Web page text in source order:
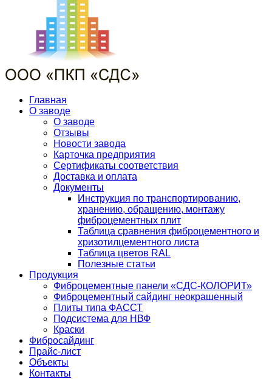
Главная
О заводе
О заводе
Отзывы
Новости завода
Карточка предприятия
Сертификаты соответствия
Доставка и оплата
Документы
Инструкция по транспортированию,
хранению, обращению, монтажу
фиброцементных плит
Таблица сравнения фиброцементного и
хризотилцементного листа
Таблица цветов RAL
Полезные статьи
Продукция
Фиброцементные панели «СДС-КОЛОРИТ»
Фиброцементный сайдинг неокрашенный
Плиты типа ФАССТ
Подсистема для НВФ
Краски
Фибросайдинг
Прайс-лист
Объекты
Контакты